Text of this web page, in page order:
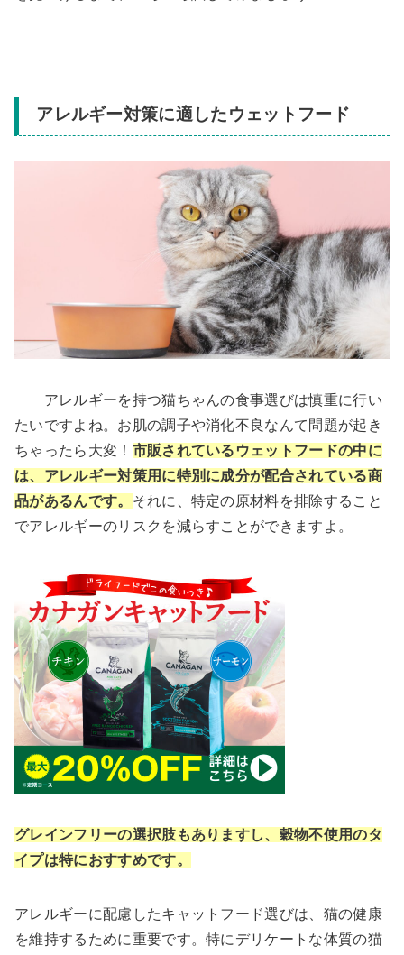
アレルギー対策に適したウェットフード
アレルギーを持つ猫ちゃんの食事選びは慎重に行い
たいですよね。お肌の調子や消化不良なんて問題が起き
ちゃったら大変！ 市販されているウェットフードの中に
は、アレルギー対策用に特別に成分が配合されている商
品があるんです。 それに、特定の原材料を排除すること
でアレルギーのリスクを減らすことができますよ。
グレインフリーの選択肢もありますし、穀物不使用のタ
イプは特におすすめです。
アレルギーに配慮したキャットフード選びは、猫の健康
を維持するために重要です。特にデリケートな体質の猫